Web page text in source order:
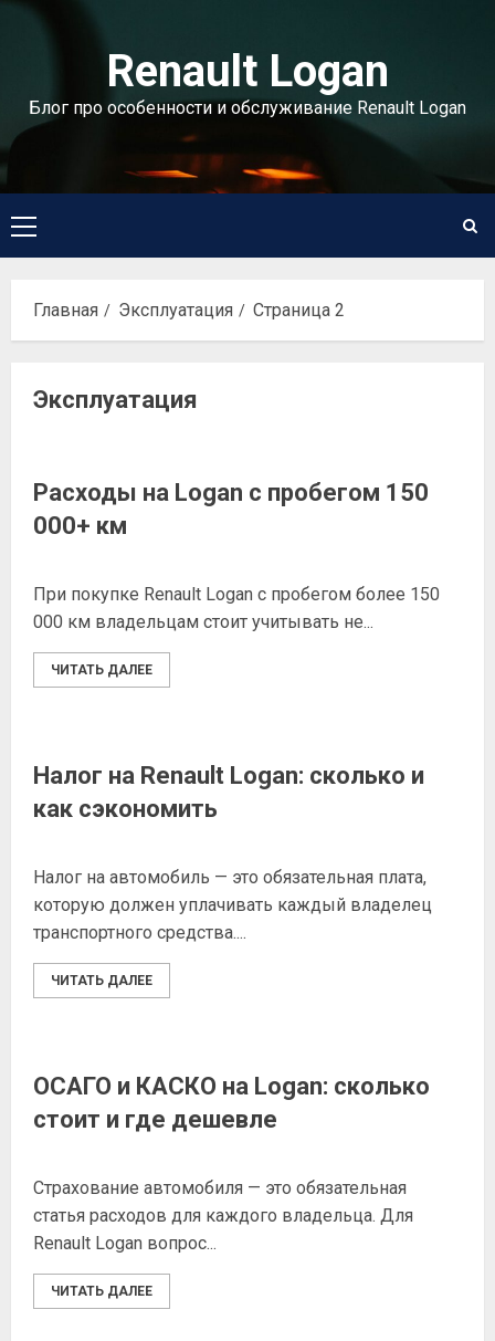
Перейти
содержимомуRenault Logan
Блог про особенности и обслуживание Renault Logan
Основное
меню
Главная Эксплуатация Страница 2
Эксплуатация
Расходы на Logan с пробегом 150
000+ км
При покупке Renault Logan с пробегом более 150
000 км владельцам стоит учитывать не...
ЧИТАТЬ ДАЛЕЕ
Налог на Renault Logan: сколько и
как сэкономить
Налог на автомобиль — это обязательная плата,
которую должен уплачивать каждый владелец
транспортного средства....
ЧИТАТЬ ДАЛЕЕ
ОСАГО и КАСКО на Logan: сколько
стоит и где дешевле
Страхование автомобиля — это обязательная
статья расходов для каждого владельца. Для
Renault Logan вопрос...
ЧИТАТЬ ДАЛЕЕ